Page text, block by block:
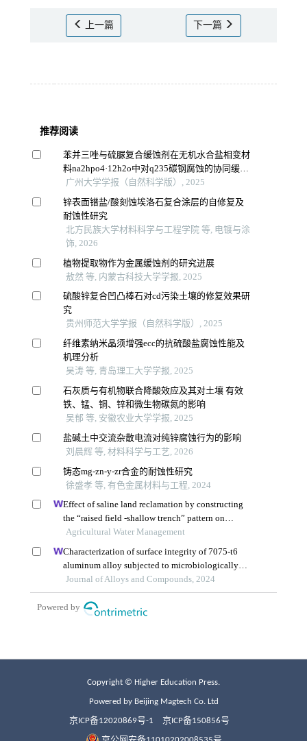
上一篇 下一篇
Copyright © Higher Education Press.
Powered by Beijing Magtech Co. Ltd
京ICP备12020869号-1 京ICP备150856号